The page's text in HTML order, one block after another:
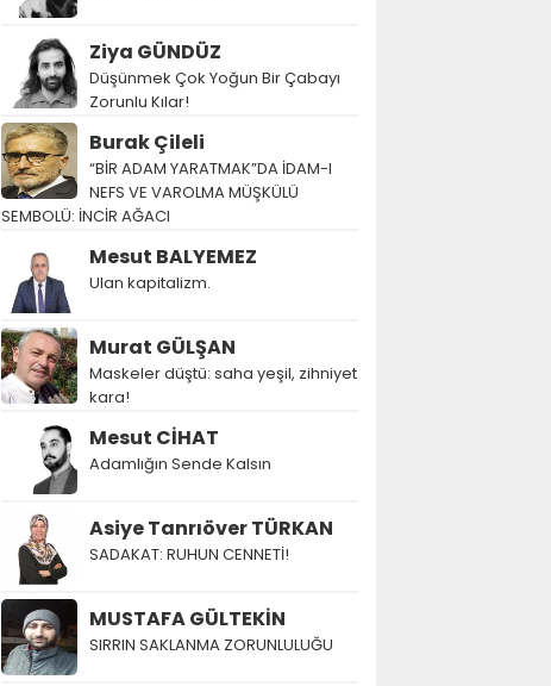
Ziya GÜNDÜZ
Düşünmek Çok Yoğun Bir Çabayı
Zorunlu Kılar!
Burak Çileli
“BİR ADAM YARATMAK”DA İDAM-I
NEFS VE VAROLMA MÜŞKÜLÜ
SEMBOLÜ: İNCİR AĞACI
Mesut BALYEMEZ
Ulan kapitalizm.
Murat GÜLŞAN
Maskeler düştü: saha yeşil, zihniyet
kara!
Mesut CİHAT
Adamlığın Sende Kalsın
Asiye Tanrıöver TÜRKAN
SADAKAT: RUHUN CENNETİ!
MUSTAFA GÜLTEKİN
SIRRIN SAKLANMA ZORUNLULUĞU